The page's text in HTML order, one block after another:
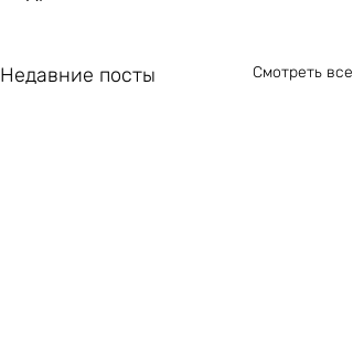
Недавние посты Смотреть все